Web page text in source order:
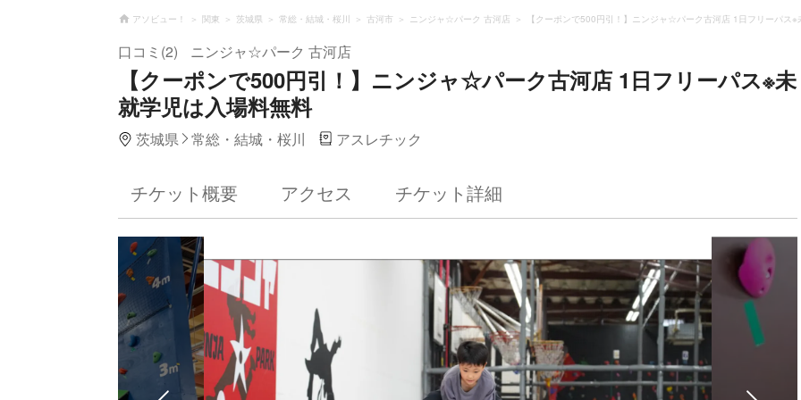
アソビュー！ 関東 茨城県 常総・結城・桜川 古河市 ニンジャ☆パーク 古河店 【クーポンで500円引！】ニンジャ☆パーク古河店 1日フリーパス※
口コミ(2) ニンジャ☆パーク 古河店
【クーポンで500円引！】ニンジャ☆パーク古河店 1日フリーパス※未
就学児は入場料無料
茨城県 常総・結城・桜川 アスレチック
チケット概要 アクセス チケット詳細